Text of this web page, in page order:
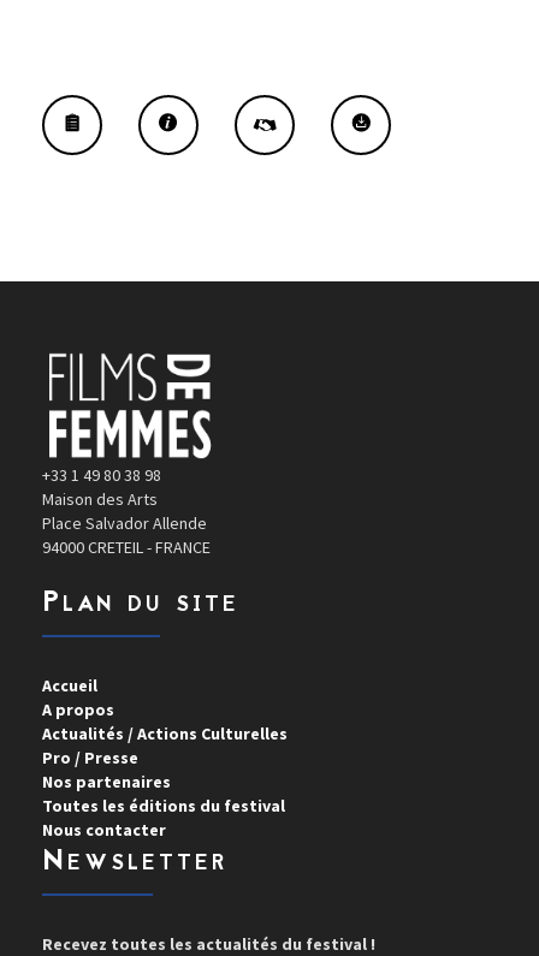
+33 1 49 80 38 98
Maison des Arts
Place Salvador Allende
94000 CRETEIL - FRANCE
Plan du site
Accueil
A propos
Actualités / Actions Culturelles
Pro / Presse
Nos partenaires
Toutes les éditions du festival
Nous contacter
Newsletter
Recevez toutes les actualités du festival !